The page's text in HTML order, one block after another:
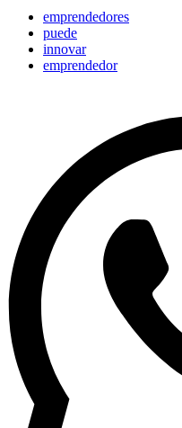
emprendedores
puede
innovar
emprendedor